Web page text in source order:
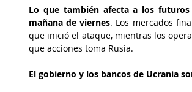
Lo que también afecta a los
mañana de viernes. Los mercados
que inició el ataque, mientras los
que acciones toma Rusia.
El gobierno y los bancos de Ucrania